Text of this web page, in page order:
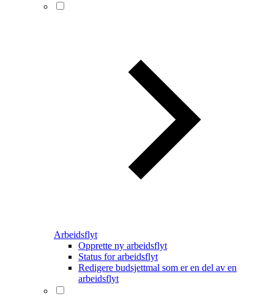
Arbeidsflyt
Opprette ny arbeidsflyt
Status for arbeidsflyt
Redigere budsjettmal som er en del av en
arbeidsflyt